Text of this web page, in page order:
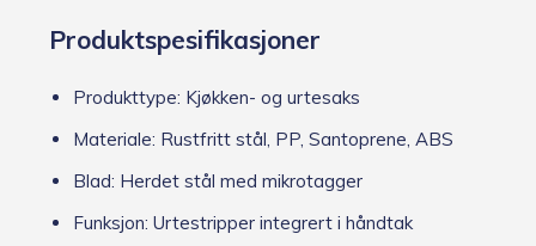
Produktspesifikasjoner
Produkttype: Kjøkken- og urtesaks
Materiale: Rustfritt stål, PP, Santoprene, ABS
Blad: Herdet stål med mikrotagger
Funksjon: Urtestripper integrert i håndtak